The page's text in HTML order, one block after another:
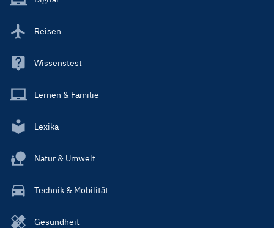
Reisen
Wissenstest
Lernen & Familie
Lexika
Natur & Umwelt
Technik & Mobilität
Gesundheit